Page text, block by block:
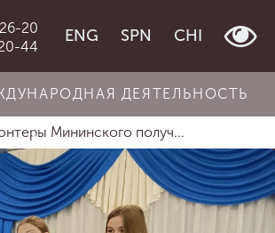
20
44
ENG SPN CHI
ДЕЯТЕЛЬНОСТЬ
Мининского получ...